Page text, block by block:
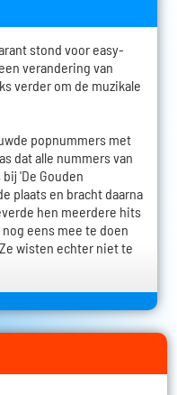
stond voor easy-
verandering van
verder om de muzikale
popnummers met
dat alle nummers van
'De Gouden
plaats en bracht daarna
hen meerdere hits
nog eens mee te doen
wisten echter niet te